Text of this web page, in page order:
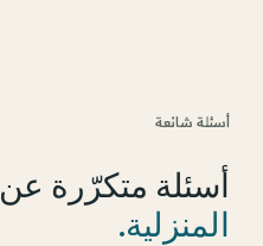
أسئلة شائعة
أسئلة متكرّرة عن
المنزلية.